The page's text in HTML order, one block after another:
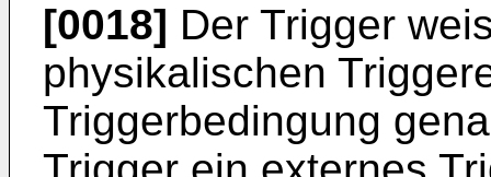
[0018] Der Trigger
physikalischen
Triggerbedingung